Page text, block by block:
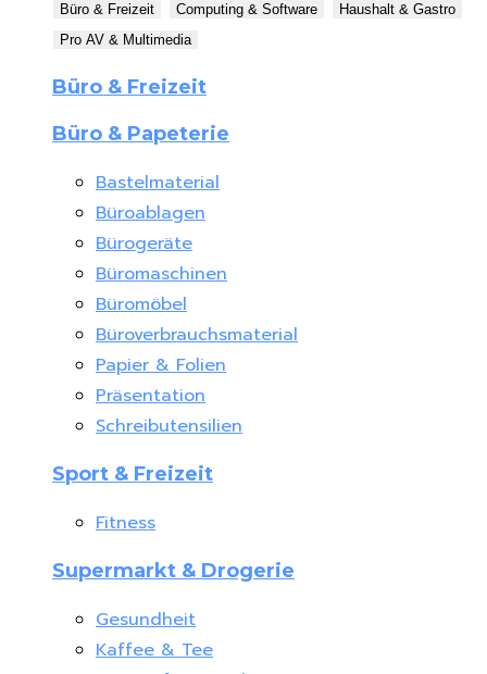
Büro & Freizeit
Computing & Software
Haushalt & Gastro
Pro AV & Multimedia
Büro & Freizeit
Büro & Papeterie
Bastelmaterial
Büroablagen
Bürogeräte
Büromaschinen
Büromöbel
Büroverbrauchsmaterial
Papier & Folien
Präsentation
Schreibutensilien
Sport & Freizeit
Fitness
Supermarkt & Drogerie
Gesundheit
Kaffee & Tee